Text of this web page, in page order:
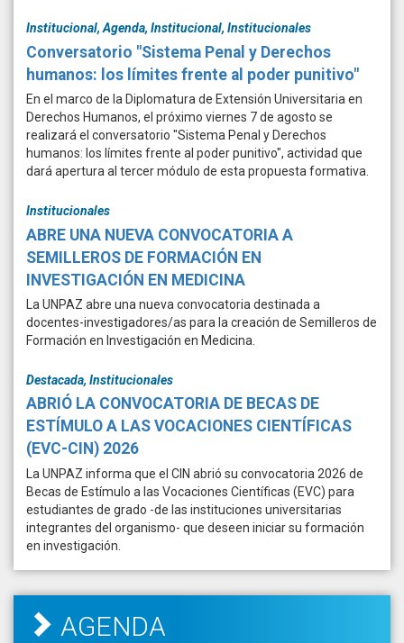
Institucional, Agenda, Institucional, Institucionales
Conversatorio "Sistema Penal y Derechos
humanos: los límites frente al poder punitivo"
En el marco de la Diplomatura de Extensión Universitaria en
Derechos Humanos, el próximo viernes 7 de agosto se
realizará el conversatorio "Sistema Penal y Derechos
humanos: los límites frente al poder punitivo", actividad que
dará apertura al tercer módulo de esta propuesta formativa.
Institucionales
ABRE UNA NUEVA CONVOCATORIA A
SEMILLEROS DE FORMACIÓN EN
INVESTIGACIÓN EN MEDICINA
La UNPAZ abre una nueva convocatoria destinada a
docentes-investigadores/as para la creación de Semilleros de
Formación en Investigación en Medicina.
Destacada, Institucionales
ABRIÓ LA CONVOCATORIA DE BECAS DE
ESTÍMULO A LAS VOCACIONES CIENTÍFICAS
(EVC-CIN) 2026
La UNPAZ informa que el CIN abrió su convocatoria 2026 de
Becas de Estímulo a las Vocaciones Científicas (EVC) para
estudiantes de grado -de las instituciones universitarias
integrantes del organismo- que deseen iniciar su formación
en investigación.
AGENDA